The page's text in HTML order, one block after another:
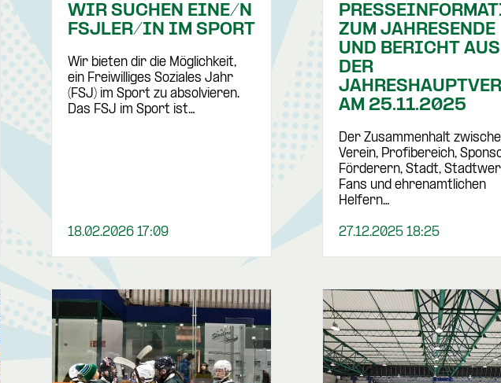
WIR SUCHEN EINE/N
FSJLER/IN IM SPORT
Wir bieten dir die Möglichkeit,
ein Freiwilliges Soziales Jahr
(FSJ) im Sport zu absolvieren.
Das FSJ im Sport ist…
18.02.2026 17:09
ZUM JAHRESENDE
UND BERICHT AUS
DER
AM 25.11.2025
Der Zusammenhalt
Verein, Profibereich,
Förderern, Stadt,
Fans und ehrenamtlichen
Helfern…
27.12.2025 18:25